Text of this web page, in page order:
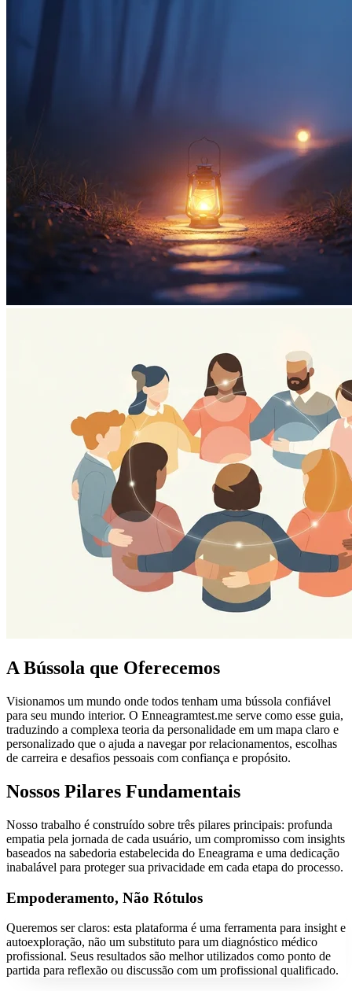
A Bússola que Oferecemos
Visionamos um mundo onde todos tenham uma bússola confiável
para seu mundo interior. O Enneagramtest.me serve como esse guia,
traduzindo a complexa teoria da personalidade em um mapa claro e
personalizado que o ajuda a navegar por relacionamentos, escolhas
de carreira e desafios pessoais com confiança e propósito.
Nossos Pilares Fundamentais
Nosso trabalho é construído sobre três pilares principais: profunda
empatia pela jornada de cada usuário, um compromisso com insights
baseados na sabedoria estabelecida do Eneagrama e uma dedicação
inabalável para proteger sua privacidade em cada etapa do processo.
Empoderamento, Não Rótulos
Queremos ser claros: esta plataforma é uma ferramenta para insight e
autoexploração, não um substituto para um diagnóstico médico
profissional. Seus resultados são melhor utilizados como ponto de
partida para reflexão ou discussão com um profissional qualificado.